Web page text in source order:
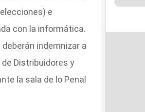
e
con la informática.
indemnizar a
Distribuidores y
la sala de lo Penal